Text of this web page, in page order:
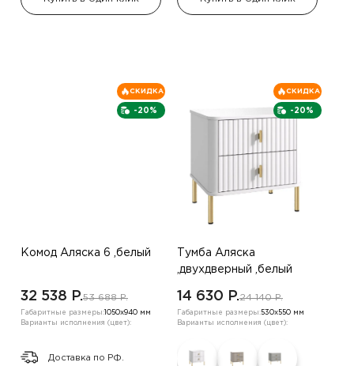
-20%
СКИДКА
Комод Аляска 6 ,белый
32 538 P.53 688 P.
Габаритные размеры: 1050х940 мм
Варианты исполнения (цвет):
Доставка по РФ.
-20%
СКИДКА
Тумба Аляска
,двухдверный ,белый
14 630 P.24 140 P.
Габаритные размеры:530х550 мм
Варианты исполнения (цвет):